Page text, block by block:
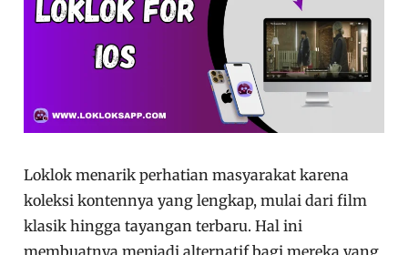
Loklok menarik perhatian masyarakat karena
koleksi kontennya yang lengkap, mulai dari film
klasik hingga tayangan terbaru. Hal ini